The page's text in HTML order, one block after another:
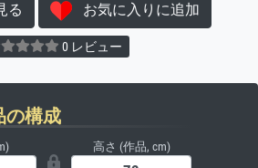
る お気に入りに追加
0 レビュー
の構成
高さ (作品, cm)